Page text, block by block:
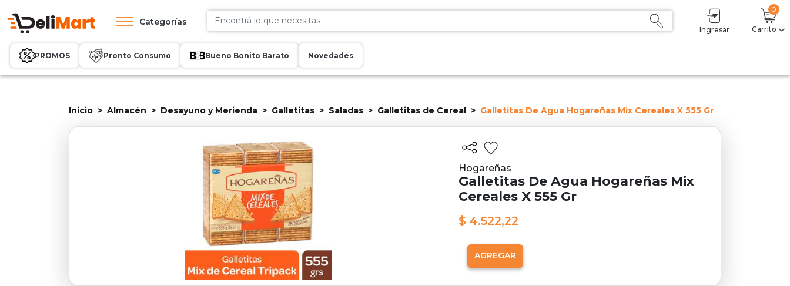
Categorías
Ingresar
0
Carrito
Subtotal
$ 0,00
Sumás$ 0,00Delicoins
0
PROMOS Pronto Consumo Bueno Bonito Barato Novedades
Inicio Almacén Desayuno y Merienda Galletitas Saladas Galletitas de Cereal Galletitas De Agua Hogareñas Mix Cereales X 555 Gr
Hogareñas
Galletitas De Agua Hogareñas Mix
Cereales X 555 Gr
$ 4.522,22
AGREGAR